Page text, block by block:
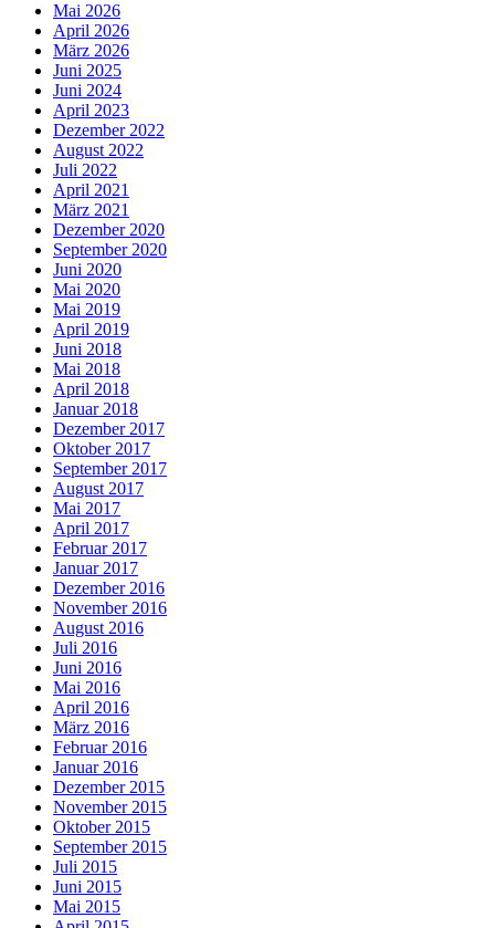
Mai 2026
April 2026
März 2026
Juni 2025
Juni 2024
April 2023
Dezember 2022
August 2022
Juli 2022
April 2021
März 2021
Dezember 2020
September 2020
Juni 2020
Mai 2020
Mai 2019
April 2019
Juni 2018
Mai 2018
April 2018
Januar 2018
Dezember 2017
Oktober 2017
September 2017
August 2017
Mai 2017
April 2017
Februar 2017
Januar 2017
Dezember 2016
November 2016
August 2016
Juli 2016
Juni 2016
Mai 2016
April 2016
März 2016
Februar 2016
Januar 2016
Dezember 2015
November 2015
Oktober 2015
September 2015
Juli 2015
Juni 2015
Mai 2015